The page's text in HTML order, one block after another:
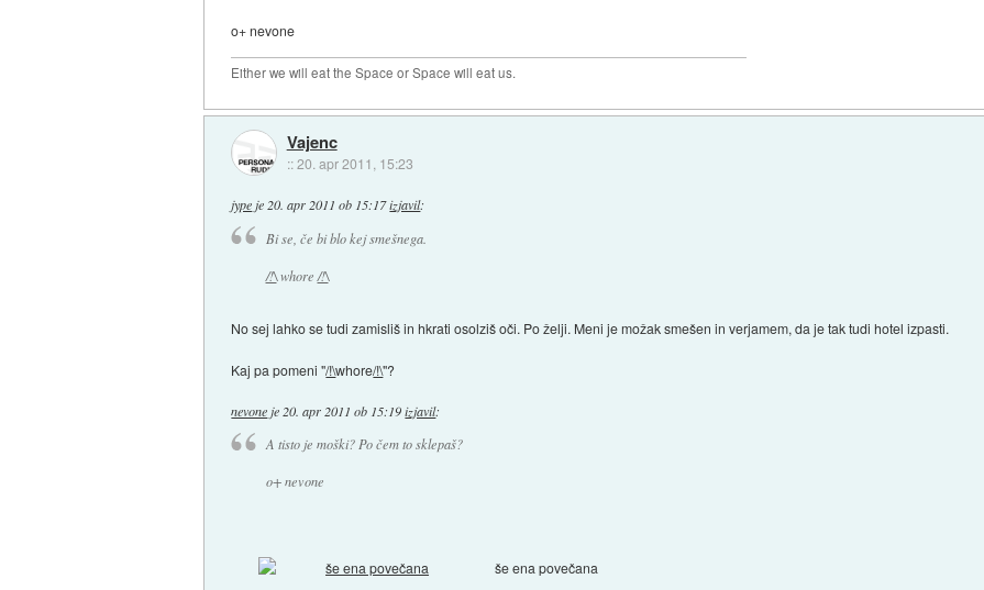
o+ nevone
Either we will eat the Space or Space will eat us.
Vajenc
::20. apr 2011, 15:23
jypeje20. apr 2011 ob 15:17izjavil:
Bi se, če bi blo kej smešnega.
/!\whore /!\
No sej lahko se tudi zamisliš in hkrati osolziš oči. Po želji. Meni je možak smešen in verjamem, da je tak tudi hotel izpasti.
Kaj pa pomeni "/!\whore/!\"?
nevone je 20. apr 2011 ob 15:19 izjavil:
A tisto je moški? Po čem to sklepaš?
o+ nevone
še ena povečana